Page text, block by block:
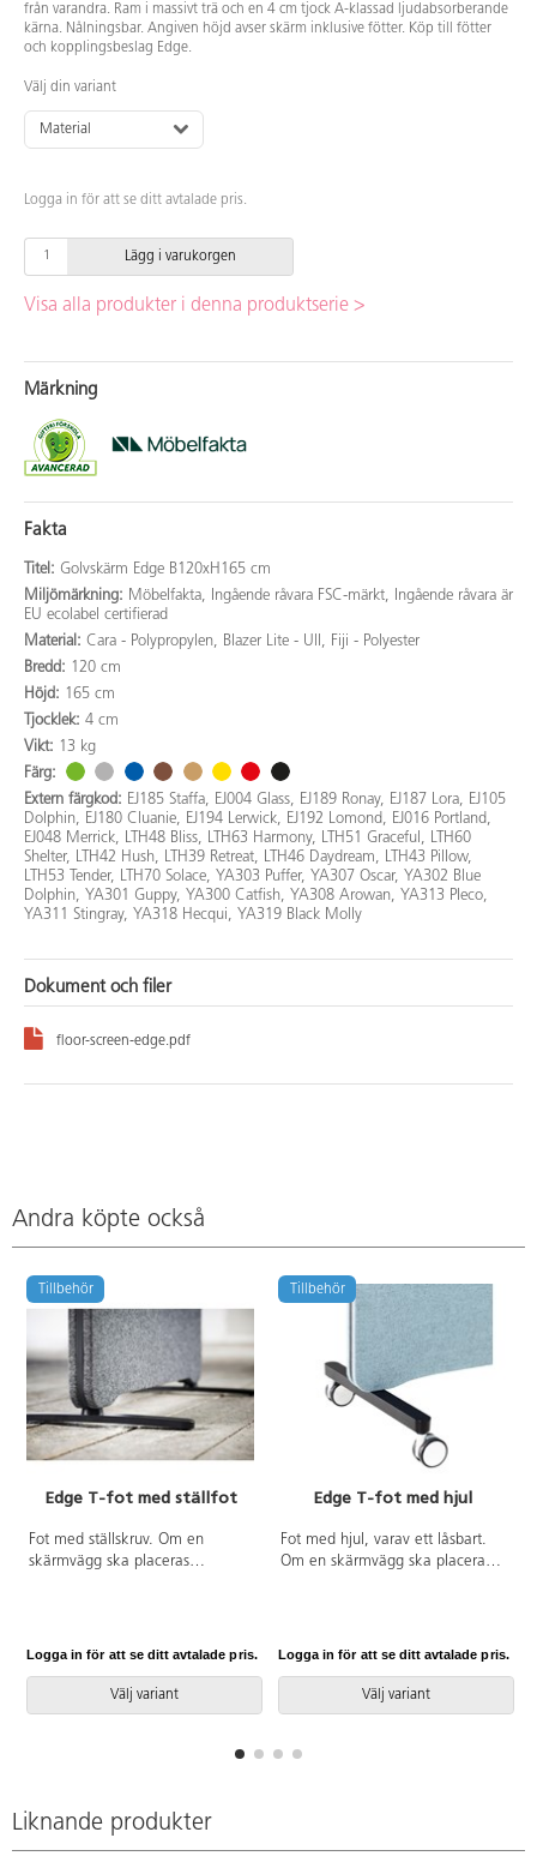
från varandra. Ram i massivt trä och en 4 cm tjock A-klassad ljudabsorberande
kärna. Nålningsbar. Angiven höjd avser skärm inklusive fötter. Köp till fötter
och kopplingsbeslag Edge.
Välj din variant
Material
Logga in för att se ditt avtalade pris.
Lägg i varukorgen
Visa alla produkter i denna produktserie >
Märkning
Fakta
Titel: Golvskärm Edge B120xH165 cm
Miljömärkning: Möbelfakta, Ingående råvara FSC-märkt, Ingående råvara är
EU ecolabel certifierad
Material: Cara - Polypropylen, Blazer Lite - Ull, Fiji - Polyester
Bredd: 120 cm
Höjd: 165 cm
Tjocklek: 4 cm
Vikt: 13 kg
Färg:
Extern färgkod: EJ185 Staffa, EJ004 Glass, EJ189 Ronay, EJ187 Lora, EJ105
Dolphin, EJ180 Cluanie, EJ194 Lerwick, EJ192 Lomond, EJ016 Portland,
EJ048 Merrick, LTH48 Bliss, LTH63 Harmony, LTH51 Graceful, LTH60
Shelter, LTH42 Hush, LTH39 Retreat, LTH46 Daydream, LTH43 Pillow,
LTH53 Tender, LTH70 Solace, YA303 Puffer, YA307 Oscar, YA302 Blue
Dolphin, YA301 Guppy, YA300 Catfish, YA308 Arowan, YA313 Pleco,
YA311 Stingray, YA318 Hecqui, YA319 Black Molly
Dokument och filer
floor-screen-edge.pdf
Andra köpte också
Tillbehör
Edge T-fot med ställfot
Fot med ställskruv. Om en
skärmvägg ska placeras
Logga in för att se ditt avtalade pris.
Välj variant
Tillbehör
Edge T-fot med hjul
Fot med hjul, varav ett låsbart.
Om en skärmvägg ska placeras
Logga in för att se ditt avtalade pris.
Välj variant
Liknande produkter